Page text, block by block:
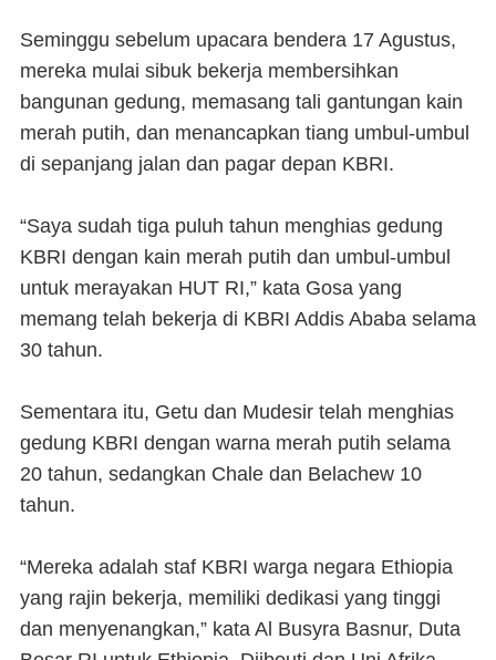
Seminggu sebelum upacara bendera 17 Agustus,
mereka mulai sibuk bekerja membersihkan
bangunan gedung, memasang tali gantungan kain
merah putih, dan menancapkan tiang umbul-umbul
di sepanjang jalan dan pagar depan KBRI.
“Saya sudah tiga puluh tahun menghias gedung
KBRI dengan kain merah putih dan umbul-umbul
untuk merayakan HUT RI,” kata Gosa yang
memang telah bekerja di KBRI Addis Ababa selama
30 tahun.
Sementara itu, Getu dan Mudesir telah menghias
gedung KBRI dengan warna merah putih selama
20 tahun, sedangkan Chale dan Belachew 10
tahun.
“Mereka adalah staf KBRI warga negara Ethiopia
yang rajin bekerja, memiliki dedikasi yang tinggi
dan menyenangkan,” kata Al Busyra Basnur, Duta